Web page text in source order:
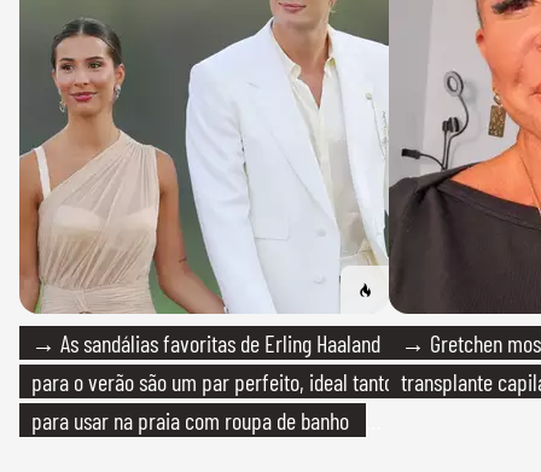
→ As sandálias favoritas de Erling Haaland
para o verão são um par perfeito, ideal tanto
para usar na praia com roupa de banho
→ Gretchen
transplante